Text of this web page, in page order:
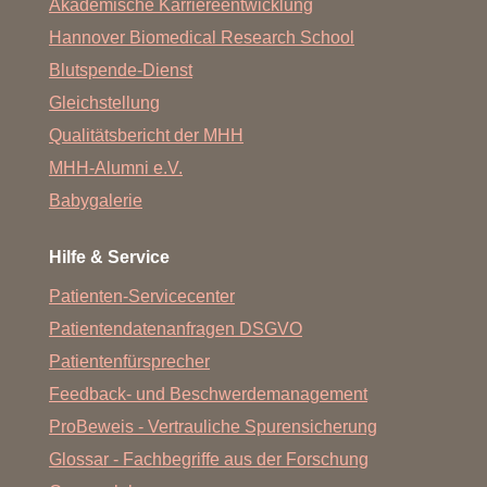
Harnableitung mittels Mainz I Pouch
Neoblase
Akademische Karriereentwicklung
Hannover Biomedical Research School
Blutspende-Dienst
Gleichstellung
Qualitätsbericht der MHH
MHH-Alumni e.V.
Babygalerie
Hilfe & Service
Patienten-Servicecenter
Patientendatenanfragen DSGVO
Patientenfürsprecher
Feedback- und Beschwerdemanagement
ProBeweis - Vertrauliche Spurensicherung
Glossar - Fachbegriffe aus der Forschung